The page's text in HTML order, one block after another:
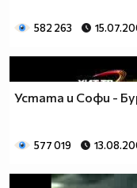
582 263
Устата и Софи -
577 019